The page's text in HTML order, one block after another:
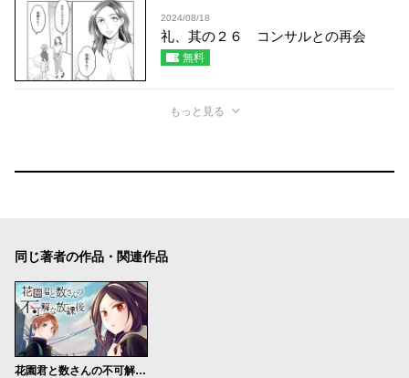
2024/08/18
礼、其の２６ コンサルとの再会
無料
もっと見る
同じ著者の作品・関連作品
花園君と数さんの不可解な放課後